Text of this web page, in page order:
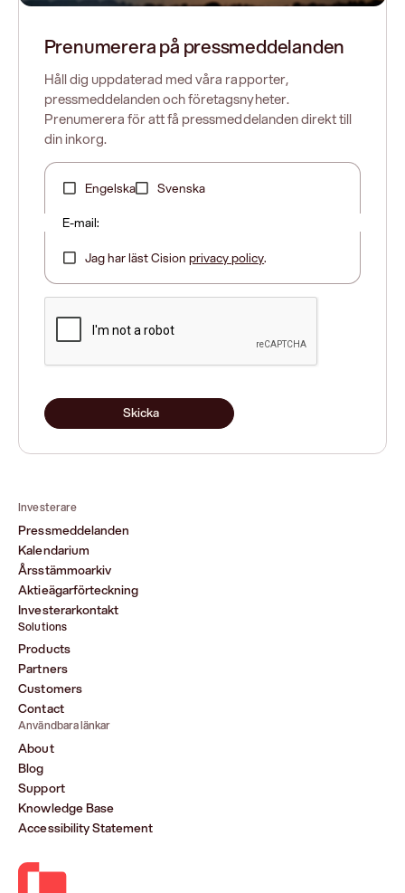
Prenumerera på pressmeddelanden
Håll dig uppdaterad med våra rapporter,
pressmeddelanden och företagsnyheter.
Prenumerera för att få pressmeddelanden direkt till
din inkorg.
Engelska Svenska
E-mail:
Jag har läst Cisionprivacy policy.
Skicka
Investerare
Pressmeddelanden
Kalendarium
Årsstämmoarkiv
Aktieägarförteckning
Investerarkontakt
Solutions
Products
Partners
Customers
Contact
Användbara länkar
About
Blog
Support
Knowledge Base
Accessibility Statement